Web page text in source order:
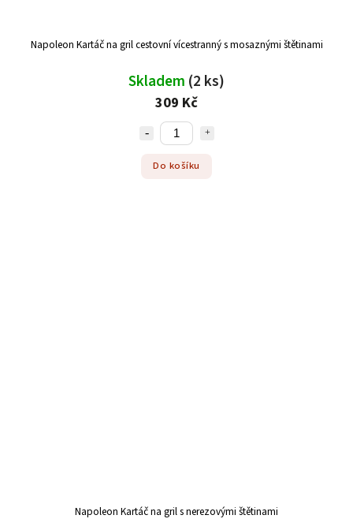
Napoleon Kartáč na gril cestovní vícestranný s mosaznými štětinami
Skladem (2 ks)
309 Kč
Do košíku
Napoleon Kartáč na gril s nerezovými štětinami